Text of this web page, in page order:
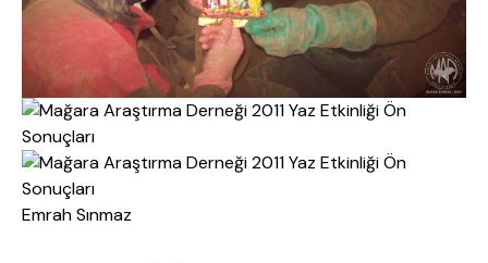
Emrah Sınmaz